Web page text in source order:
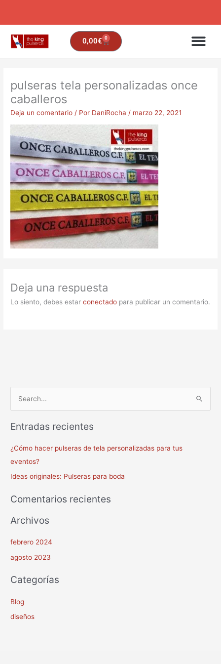
contenido
0,00€ 0
Carrito
pulseras tela personalizadas once
caballeros
Deja un comentario / Por DaniRocha/ marzo 22, 2021
Deja una respuesta
Lo siento, debes estarconectado para publicar un comentario.
s
a
p
o
:
Entradas recientes
¿Cómo hacer pulseras de tela personalizadas para tus
eventos?
Ideas originales: Pulseras para boda
Comentarios recientes
Archivos
febrero 2024
agosto 2023
Categorías
Blog
diseños